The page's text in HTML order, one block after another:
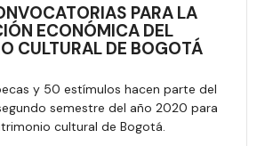
PARA LA
ECONÓMICA DEL
CULTURAL DE BOGOTÁ
y 50 estímulos hacen parte del
semestre del año 2020 para
cultural de Bogotá.